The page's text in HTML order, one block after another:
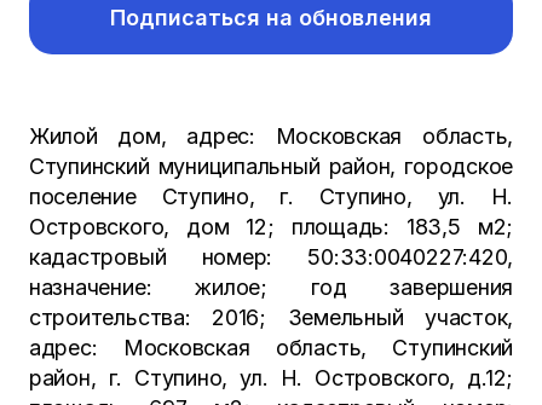
Подписаться на обновления
Жилой дом, адрес: Московская область,
Ступинский муниципальный район, городское
поселение Ступино, г. Ступино, ул. Н.
Островского, дом 12; площадь: 183,5 м2;
кадастровый номер: 50:33:0040227:420,
назначение: жилое; год завершения
строительства: 2016; Земельный участок,
адрес: Московская область, Ступинский
район, г. Ступино, ул. Н. Островского, д.12;